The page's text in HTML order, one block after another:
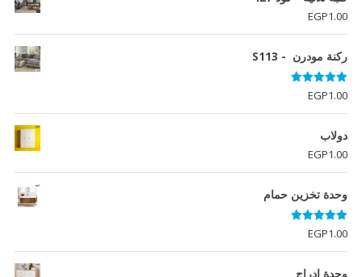
EGP1.00
ركنة مودرن - S113
تم التقييم
5.00
من 5
EGP1.00
دولاب
EGP1.00
وحدة تخزين حمام
تم التقييم
5.00
من 5
EGP1.00
وحدة ادراج